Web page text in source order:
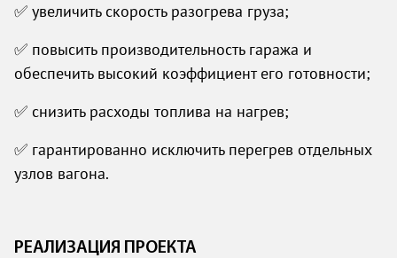
✅ увеличить скорость разогрева груза;
✅ повысить производительность гаража и
обеспечить высокий коэффициент его готовности;
✅ снизить расходы топлива на нагрев;
✅ гарантированно исключить перегрев отдельных
узлов вагона.
РЕАЛИЗАЦИЯ ПРОЕКТА